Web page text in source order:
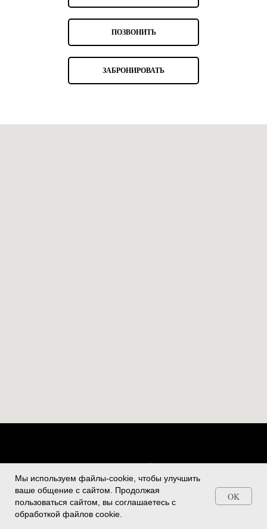
ПОЗВОНИТЬ
ЗАБРОНИРОВАТЬ
Telegram и Max
НАВЕРХ
ООО "ВКУС ЖИЗНИ", ОГРН 1117746018620, +74992595409,
vip@delavida.ru
Мы используем файлы-cookie, чтобы улучшить
ваше общение с сайтом. Продолжая
пользоваться сайтом, вы соглашаетесь с
обработкой файлов cookie.
OK